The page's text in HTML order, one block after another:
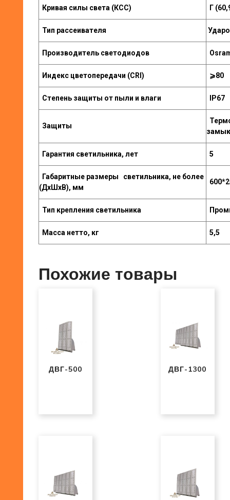
Кривая силы света (КСС) Г
Тип рассеивателя
Производитель светодиодов
Индекс цветопередачи (CRI) ⩾80
Степень защиты от пыли и влаги IP67
Защиты
Гарантия светильника, лет 5
Габаритные размеры светильника, не более
(ДхШхВ), мм
Тип крепления светильника
Масса нетто, кг 5,5
Похожие товары
ДВГ-500 ДВГ-1300